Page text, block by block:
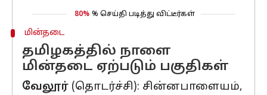
80% % செய்தி படித்து விட்டீர்கள்
மின்தடை
தமிழகத்தில் நாளை
மின்தடை ஏற்படும் பகுதிகள்
வேலூர் (தொடர்ச்சி): சின்னபாளையம்,